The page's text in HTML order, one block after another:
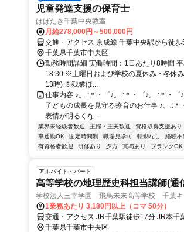
児童発達支援の保育士
はばたき千葉中央教室
月給278,000円～500,000円
交通・アクセス 京成線 千葉中央駅から徒
千葉県千葉市中央区
勤務時間詳細 実働時間：1日あたり8時間
18:30 ※土曜日および学校の夏休み・冬休
13時) ※残業ほ...
仕事内容 ♪。.:＊・゜♪。.:＊・゜♪。.:＊・
子どもの成長を見守る療育のお仕事 ♪。.:＊
表情が明るくな...
業界未経験者歓迎 主婦・主夫歓迎 資格取得支援あり
車通勤OK
固定時間制 職場見学可 転勤なし 経験不
有資格者歓迎
研修あり 夕方 賞与あり ブランクOK
アルバイト・パート
高等学校の地理歴史科担当講師(通
学校法人三幸学園 飛鳥未来高等学校 千葉キ
1業務あたり 3,180円以上（コマ 50分）
交通・アクセス JR千葉駅徒歩17分 JR本千
千葉県千葉市中央区